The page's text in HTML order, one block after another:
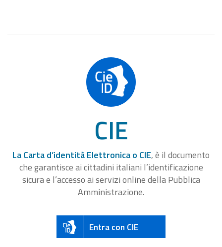
CIE
La Carta d’identità Elettronica o CIE, è il documento
che garantisce ai cittadini italiani l’identificazione
sicura e l’accesso ai servizi online della Pubblica
Amministrazione.
Entra con CIE